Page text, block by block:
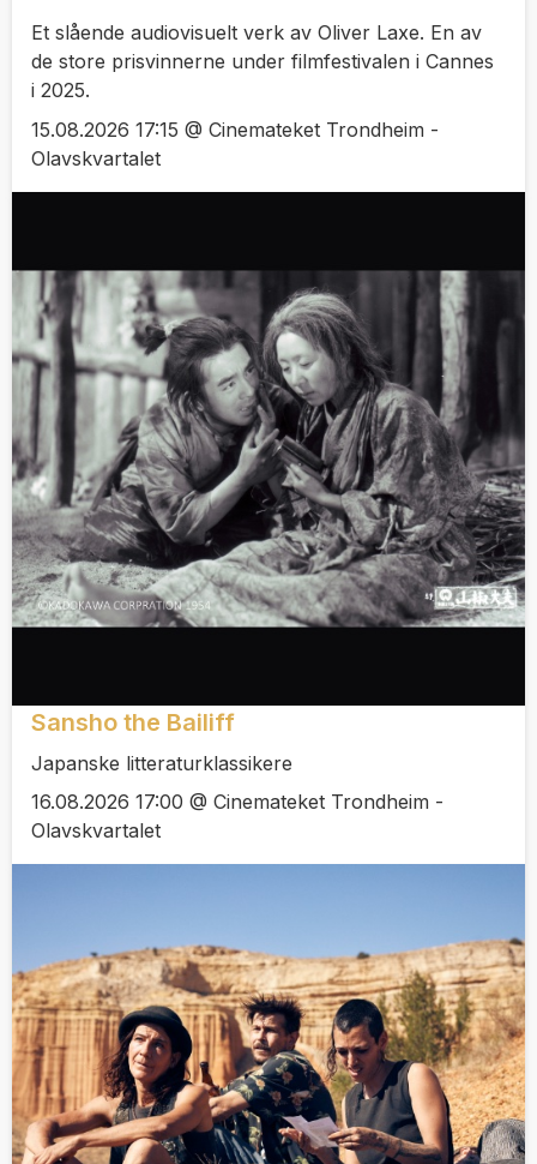
Et slående audiovisuelt verk av Oliver Laxe. En av
de store prisvinnerne under filmfestivalen i Cannes
i 2025.
15.08.2026 17:15 @ Cinemateket Trondheim -
Olavskvartalet
Sansho the Bailiff
Japanske litteraturklassikere
16.08.2026 17:00 @ Cinemateket Trondheim -
Olavskvartalet